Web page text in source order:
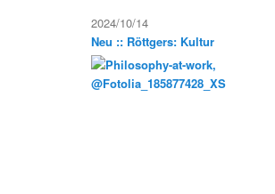
2024/10/14
Neu :: Röttgers: Kultur